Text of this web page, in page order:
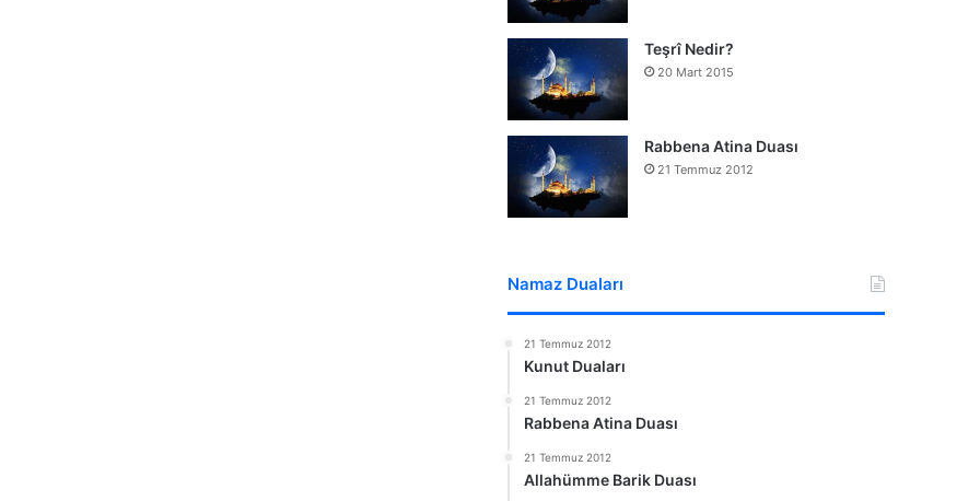
Teşrî Nedir?
20 Mart 2015
Rabbena Atina Duası
21 Temmuz 2012
Namaz Duaları
21 Temmuz 2012
Kunut Duaları
21 Temmuz 2012
Rabbena Atina Duası
21 Temmuz 2012
Allahümme Barik Duası